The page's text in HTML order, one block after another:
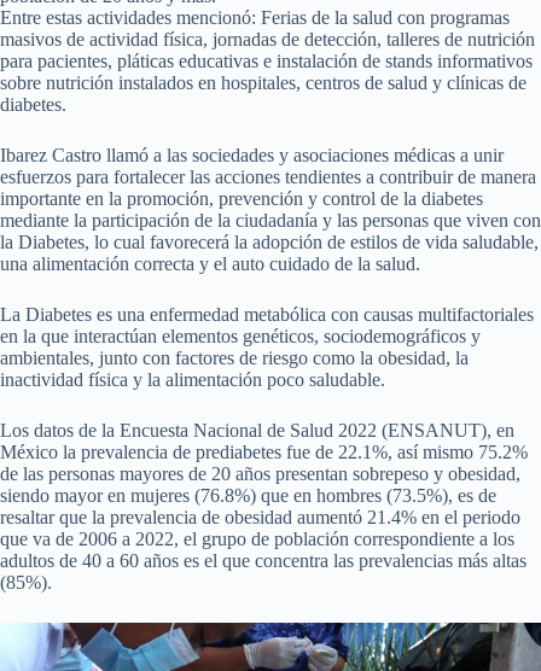
Entre estas actividades mencionó: Ferias de la salud con programas
masivos de actividad física, jornadas de detección, talleres de nutrición
para pacientes, pláticas educativas e instalación de stands informativos
sobre nutrición instalados en hospitales, centros de salud y clínicas de
diabetes.
Ibarez Castro llamó a las sociedades y asociaciones médicas a unir
esfuerzos para fortalecer las acciones tendientes a contribuir de manera
importante en la promoción, prevención y control de la diabetes
mediante la participación de la ciudadanía y las personas que viven con
la Diabetes, lo cual favorecerá la adopción de estilos de vida saludable,
una alimentación correcta y el auto cuidado de la salud.
La Diabetes es una enfermedad metabólica con causas multifactoriales
en la que interactúan elementos genéticos, sociodemográficos y
ambientales, junto con factores de riesgo como la obesidad, la
inactividad física y la alimentación poco saludable.
Los datos de la Encuesta Nacional de Salud 2022 (ENSANUT), en
México la prevalencia de prediabetes fue de 22.1%, así mismo 75.2%
de las personas mayores de 20 años presentan sobrepeso y obesidad,
siendo mayor en mujeres (76.8%) que en hombres (73.5%), es de
resaltar que la prevalencia de obesidad aumentó 21.4% en el periodo
que va de 2006 a 2022, el grupo de población correspondiente a los
adultos de 40 a 60 años es el que concentra las prevalencias más altas
(85%).